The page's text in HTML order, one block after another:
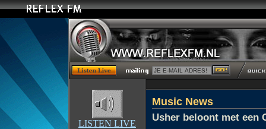
LISTEN LIVE
Music News
Usher beloont met een